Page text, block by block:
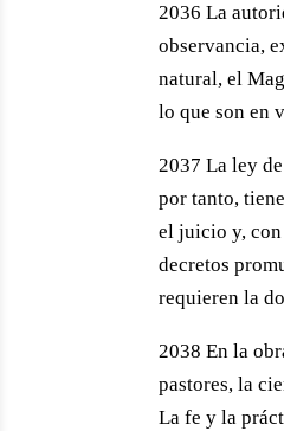
2036 La
observancia,
natural, el
lo que son en
2037 La ley
por tanto,
el juicio y, con
decretos
requieren la
2038 En la
pastores, la
La fe y la